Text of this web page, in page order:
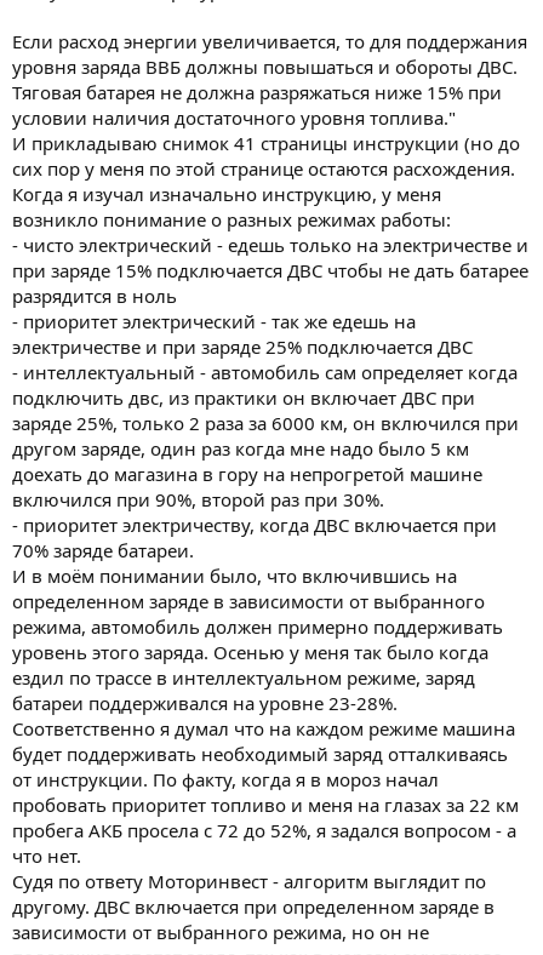
Если расход энергии увеличивается, то для поддержания
уровня заряда ВВБ должны повышаться и обороты ДВС.
Тяговая батарея не должна разряжаться ниже 15% при
условии наличия достаточного уровня топлива."
И прикладываю снимок 41 страницы инструкции (но до
сих пор у меня по этой странице остаются расхождения.
Когда я изучал изначально инструкцию, у меня
возникло понимание о разных режимах работы:
- чисто электрический - едешь только на электричестве и
при заряде 15% подключается ДВС чтобы не дать батарее
разрядится в ноль
- приоритет электрический - так же едешь на
электричестве и при заряде 25% подключается ДВС
- интеллектуальный - автомобиль сам определяет когда
подключить двс, из практики он включает ДВС при
заряде 25%, только 2 раза за 6000 км, он включился при
другом заряде, один раз когда мне надо было 5 км
доехать до магазина в гору на непрогретой машине
включился при 90%, второй раз при 30%.
- приоритет электричеству, когда ДВС включается при
70% заряде батареи.
И в моём понимании было, что включившись на
определенном заряде в зависимости от выбранного
режима, автомобиль должен примерно поддерживать
уровень этого заряда. Осенью у меня так было когда
ездил по трассе в интеллектуальном режиме, заряд
батареи поддерживался на уровне 23-28%.
Соответственно я думал что на каждом режиме машина
будет поддерживать необходимый заряд отталкиваясь
от инструкции. По факту, когда я в мороз начал
пробовать приоритет топливо и меня на глазах за 22 км
пробега АКБ просела с 72 до 52%, я задался вопросом - а
что нет.
Судя по ответу Моторинвест - алгоритм выглядит по
другому. ДВС включается при определенном заряде в
зависимости от выбранного режима, но он не